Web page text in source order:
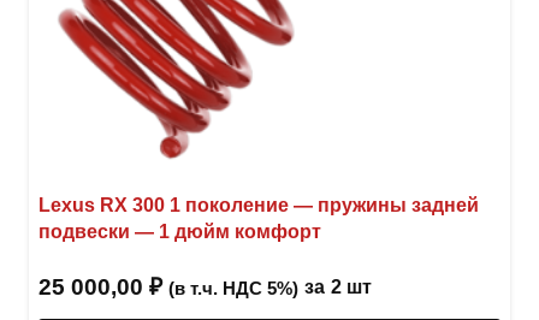
Lexus RX 300 1 поколение — пружины задней
подвески — 1 дюйм комфорт
25 000,00 ₽ (в т.ч. НДС 5%) за 2 шт